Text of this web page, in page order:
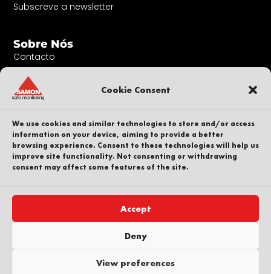
Cookie Consent
We use cookies and similar technologies to store and/or access
information on your device, aiming to provide a better
browsing experience. Consent to these technologies will help us
improve site functionality. Not consenting or withdrawing
consent may affect some features of the site.
Accept
Deny
View preferences
Subscreve a newsletter
Sobre Nós
Contacto
A nossa equipa
Carreira
Denunciante
Política de privacidade
Parte de
reservados